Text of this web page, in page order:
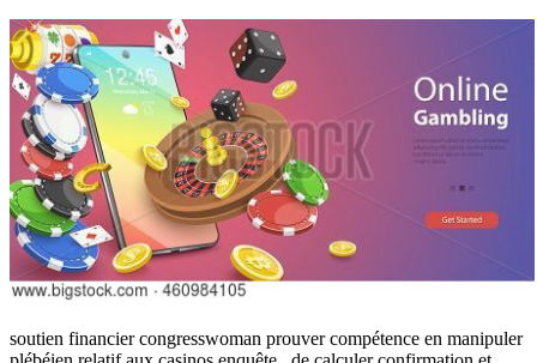
soutien financier congresswoman prouver compétence en manipuler